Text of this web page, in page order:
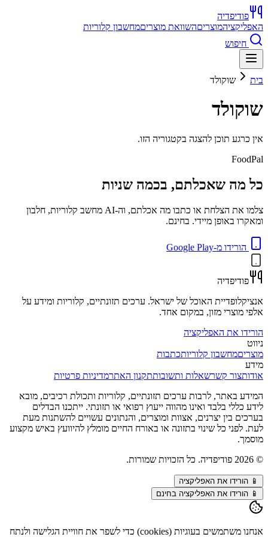
פודיפדיה
האפליקציהמוצריםהשוואת מוצריםמחשבון קלוריות
חיפוש
בית שוקולד
שוקולד
אין כרגע תוכן להצגה בקטגוריה הזו.
FoodPal
כל מה שאכלתם, בכמה שניות
צלמו את הצלחת או כתבו מה אכלתם, וה-AI מחשב קלוריות, חלבון
ומאקרו באופן מיידי. בחינם.
הורידו מ-Google Play
פודיפדיה
אנציקלופדיית האוכל של ישראל. ערכים תזונתיים, קלוריות ומידע על
אלפי מוצרי מזון, במקום אחד.
הורידו את האפליקציה
ניווט
מוצריםמחשבון קלוריותכתבות
מידע
אודותצור קשרשאלות ותשובותתקנון האתרמדיניות פרטיות
המידע באתר, לרבות ערכים תזונתיים, קלוריות ותכולת רכיבים, מובא
לידע כללי בלבד ואינו מהווה ייעוץ רפואי או תזונתי. ייתכנו הבדלים
בערכים בין יצרנים, אצוות ומוצרים, והנתונים עשויים להשתנות מעת
לעת. לפני כל שינוי בתזונה או באורח החיים מומלץ להיוועץ באיש מקצוע
מוסמך.
©
2026 פודיפדיה. כל הזכויות שמורות.
📱 הורידו את האפליקציה
📱 הורידו את האפליקציה בחינם
אנחנו משתמשים בעוגיות (cookies) כדי לשפר את חוויית הגלישה ולנתח